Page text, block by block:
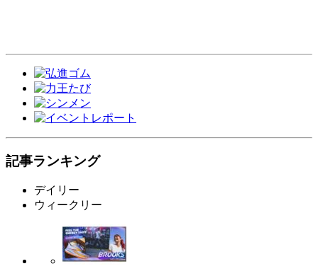
記事ランキング
デイリー
ウィークリー